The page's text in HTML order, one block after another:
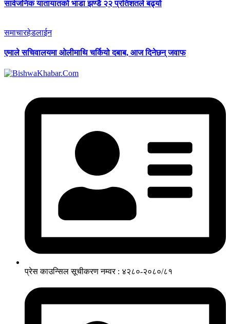
सार्वजनिक यातायातको भाडा झण्डै २२ प्रतिशतले बढ्यो
समाचारहेडलाईन
एमाले सचिवालयमा ओलीमाथि चर्कियो दबाब, आज दिनेछन् जवाफ
प्रेस काउन्सिल सूचीकरण नम्वर : ४२८०-२०८०/८१